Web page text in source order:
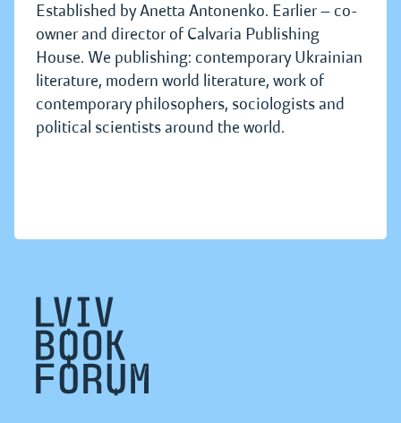
Established by Anetta Antonenko. Earlier — co-
owner and director of Calvaria Publishing
House. We publishing: contemporary Ukrainian
literature, modern world literature, work of
contemporary philosophers, sociologists and
political scientists around the world.